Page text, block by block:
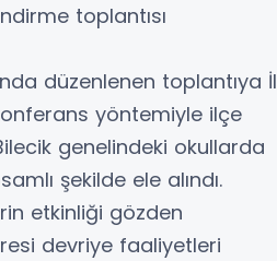
toplantısı
düzenlenen toplantıya İl
yöntemiyle ilçe
genelindeki okullarda
şekilde ele alındı.
etkinliği gözden
devriye faaliyetleri